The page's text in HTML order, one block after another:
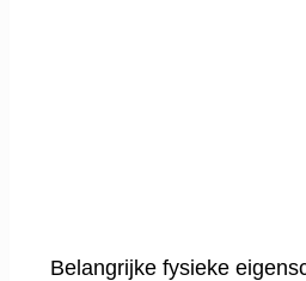
Belangrijke fysieke